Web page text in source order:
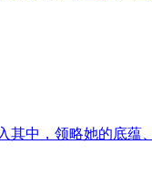
其中，领略她的底